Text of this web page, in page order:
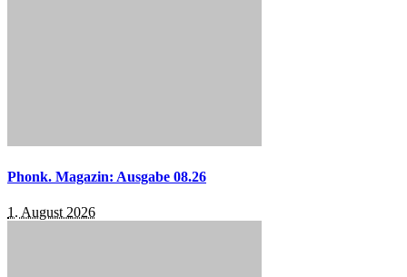
Phonk. Magazin: Ausgabe 08.26
1. August 2026